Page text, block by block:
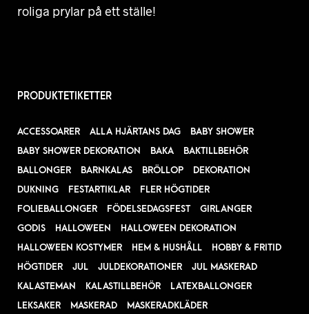
roliga prylar på ett ställe!
PRODUKTETIKETTER
ACCESSOARER ALLA HJÄRTANS DAG
BABY SHOWER
BABY SHOWER DEKORATION
BAKA
BAKTILLBEHÖR
BALLONGER
BARNKALAS BRÖLLOP
DEKORATION
DUKNING
FESTARTIKLAR
FLER HÖGTIDER
FOLIEBALLONGER
FÖDELSEDAGSFEST
GIRLANGER
GODIS
HALLOWEEN
HALLOWEEN DEKORATION
HALLOWEEN KOSTYMER
HEM & HUSHÅLL
HOBBY & FRITID
HÖGTIDER
JUL JULDEKORATIONER
JUL MASKERAD
KALASTEMAN
KALASTILLBEHÖR
LATEXBALLONGER
LEKSAKER
MASKERAD MASKERADKLÄDER